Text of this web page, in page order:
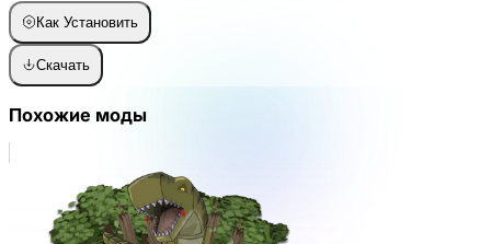
Как Установить
Скачать
Похожие моды